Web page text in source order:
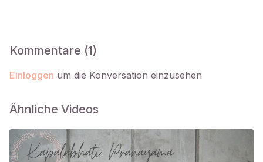
Kommentare (1)
Einloggen um die Konversation einzusehen
Ähnliche Videos